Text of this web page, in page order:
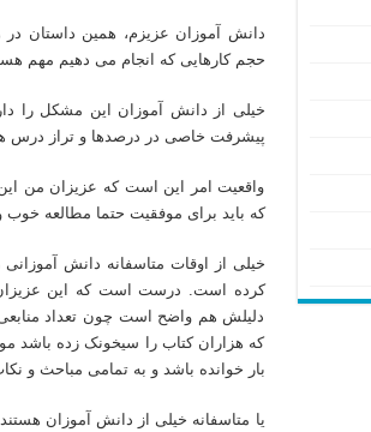
دانش آموزان عزیزم، همین داستان
حجم کارهایی که انجام می دهیم مهم
خیلی از دانش آموزان این مشکل را
پیشرفت خاصی در درصدها و تراز درس
واقعیت امر این است که عزیزان من
که باید برای موفقیت حتما مطالعه خوب
خیلی از اوقات متاسفانه دانش
کرده است. درست است که این عزیزان
دلیلش هم واضح است چون تعداد
که هزاران کتاب را سیخونک زده
بار خوانده باشد و به تمامی مباحث و
یا متاسفانه خیلی از دانش آموزان